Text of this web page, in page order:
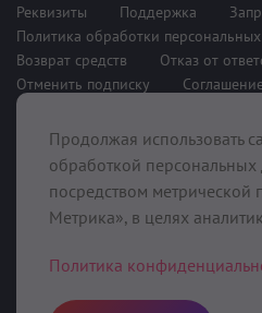
Реквизиты Поддержка
Политика обработки
Возврат средств
Отказ от
Отменить подписку
При
Продолжая использовать
обработкой
посредством
Метрика», в целях
Политика